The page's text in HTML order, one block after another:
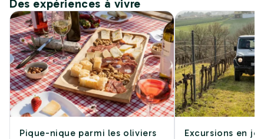
Des expériences à vivre
Pique-nique parmi les oliviers
Excursions en